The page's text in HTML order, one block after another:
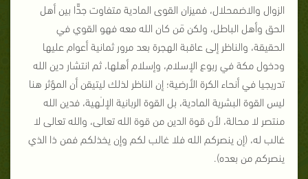
الزوال والاضمحلال، فميزان القوى المادية متفاوت جدًّا بين أهل
الحق وأهل الباطل، ولكن مَن كان الله معه فهو القوي في
الحقيقة، والناظر إلى عاقبة الهجرة بعد مرور ثمانية أعوام عليها
ودخول مكة في ربوع الإسلام، وإسلام أهلها، ثم انتشار دين الله
تدريجيا في أنحاء الكرة الأرضية؛ إن الناظر لذلك ليتيقن أن المؤثر هنا
ليس القوة البشرية المادية، بل القوة الربانية الإلـٰهية، فدين الله
منتصر لا محالة، لأن قوة الدين من قوة الله تعالى، والله تعالى لا
غالب له، (إن ينصركم الله فلا غالب لكم وإن يخذلكم فمن ذا الذي
ينصركم من بعده).